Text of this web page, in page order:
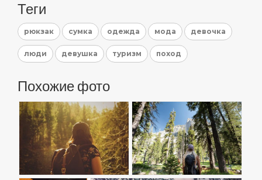
Теги
рюкзак сумка одежда мода девочка
люди девушка туризм поход
Похожие фото